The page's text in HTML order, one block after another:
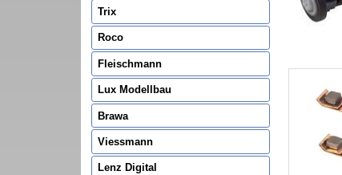
Trix
Roco
Fleischmann
Lux Modellbau
Brawa
Viessmann
Lenz Digital